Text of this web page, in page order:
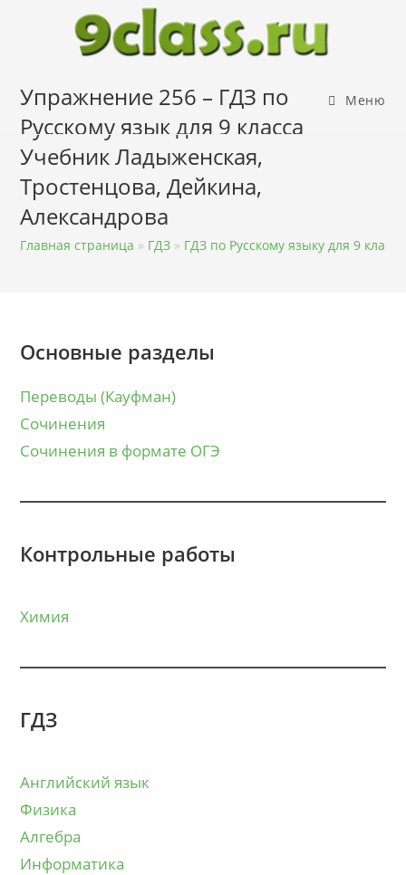
содержимому
Меню
Упражнение 256 – ГДЗ по
Русскому язык для 9 класса
Учебник Ладыженская,
Тростенцова, Дейкина,
Александрова
Главная страница » ГДЗ » ГДЗ по Русскому языку для 9 класса
Основные разделы
Переводы (Кауфман)
Сочинения
Сочинения в формате ОГЭ
Контрольные работы
Химия
ГДЗ
Английский язык
Физика
Алгебра
Информатика